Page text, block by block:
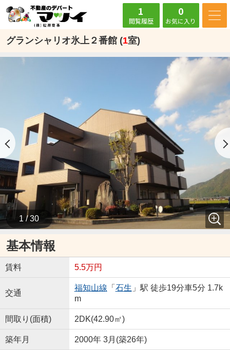
1
閲覧履歴
0
お気に入り
グランシャリオ氷上２番館 (1室)
1 / 30
基本情報
賃料 5.5万円
交通
福知山線 「 石生 」駅 徒歩19分車5分 1.7k
m
間取り(面積) 2DK(42.90㎡)
築年月 2000年 3月(築26年)